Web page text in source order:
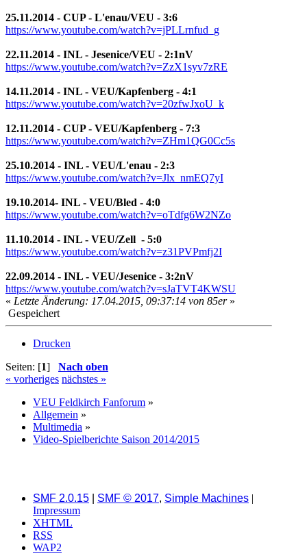
25.11.2014 - CUP - L'enau/VEU - 3:6
https://www.youtube.com/watch?v=jPLLrnfud_g
22.11.2014 - INL - Jesenice/VEU - 2:1nV
https://www.youtube.com/watch?v=ZzX1syv7zRE
14.11.2014 - INL - VEU/Kapfenberg - 4:1
https://www.youtube.com/watch?v=20zfwJxoU_k
12.11.2014 - CUP - VEU/Kapfenberg - 7:3
https://www.youtube.com/watch?v=ZHm1QG0Cc5s
25.10.2014 - INL - VEU/L'enau - 2:3
https://www.youtube.com/watch?v=Jlx_nmEQ7yI
19.10.2014- INL - VEU/Bled - 4:0
https://www.youtube.com/watch?v=oTdfg6W2NZo
11.10.2014 - INL - VEU/Zell - 5:0
https://www.youtube.com/watch?v=z31PVPmfj2I
22.09.2014 - INL - VEU/Jesenice - 3:2nV
https://www.youtube.com/watch?v=sJaTVT4KWSU
« Letzte Änderung: 17.04.2015, 09:37:14 von 85er»
Gespeichert
Drucken
Seiten: [1] Nach oben
« vorheriges nächstes »
VEU Feldkirch Fanforum »
Allgemein »
Multimedia »
Video-Spielberichte Saison 2014/2015
SMF 2.0.15 SMF © 2017, Simple Machines |
Impressum
XHTML
RSS
WAP2